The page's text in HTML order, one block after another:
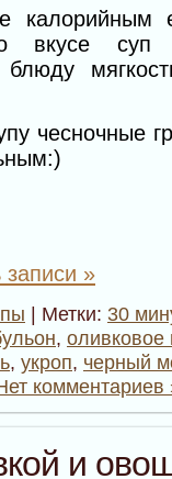
калорийным
вкусе суп
блюду
чесночные
записи »
| Метки: 30
, оливковое
, укроп, черный
комментариев
и